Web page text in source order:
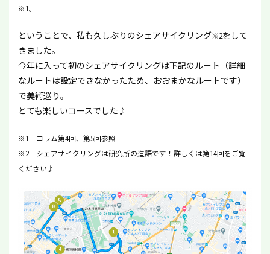
※1。
ということで、私も久しぶりのシェアサイクリング※2をして
きました。
今年に入って初のシェアサイクリングは下記のルート（詳細
なルートは設定できなかったため、おおまかなルートです）
で美術巡り。
とても楽しいコースでした♪
※1 コラム第4回、 第5回参照
※2 シェアサイクリングは研究所の造語です！詳しくは第14回をご覧
ください♪